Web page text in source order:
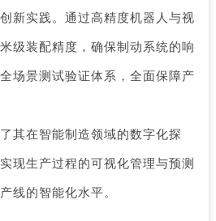
新实践。通过高精度机器人与视
级装配精度，确保制动系统的响
场景测试验证体系，全面保障产
其在智能制造领域的数字化探
现生产过程的可视化管理与预测
线的智能化水平。